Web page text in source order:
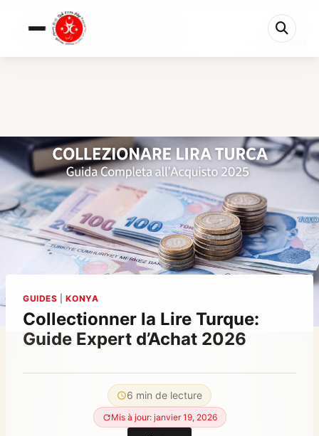
Collectionner la Lire Turque: Guide Expert d&rs...
6 min restantes
GUIDES |KONYA
Collectionner la Lire Turque:
Guide Expert d’Achat 2026
6 min de lecture
Mis à jour: janvier 19, 2026